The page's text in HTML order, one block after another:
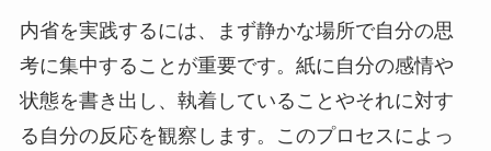
内省を実践するには、まず静かな場所で自分の思
考に集中することが重要です。紙に自分の感情や
状態を書き出し、執着していることやそれに対す
る自分の反応を観察します。このプロセスによっ